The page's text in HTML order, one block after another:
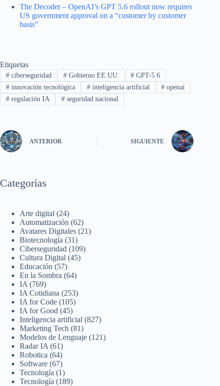
The Decoder – OpenAI’s GPT 5.6 rollout now requires
US government approval on a “customer by customer
basis”
Etiquetas
#ciberseguridad #Gobierno EE.UU. # GPT-5.6
#innovación tecnológica #inteligencia artificial # openai
#regulación IA #seguridad nacional
ANTERIOR SIGUIENTE
Categorías
Arte digital (24)
Automatización (62)
Avatares Digitales (21)
Biotecnología (31)
Ciberseguridad (109)
Cultura Digital (45)
Educación (57)
En la Sombra (64)
IA (769)
IA Cotidiana (253)
IA for Code (105)
IA for Good (45)
Inteligencia artificial (827)
Marketing Tech (81)
Modelos de Lenguaje (121)
Radar IA (61)
Robotica (64)
Software (67)
Tecnología (1)
Tecnología (189)